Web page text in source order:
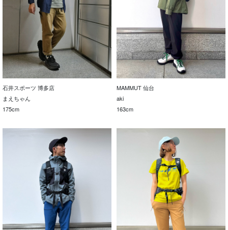
石井スポーツ 博多店
まえちゃん
175cm
MAMMUT 仙台
aki
163cm